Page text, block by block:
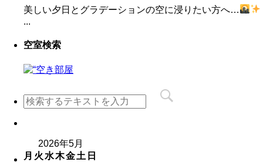
美しい夕日とグラデーションの空に浸りたい方へ…
...
空室検索
2026年5月
月 火 水木金土 日